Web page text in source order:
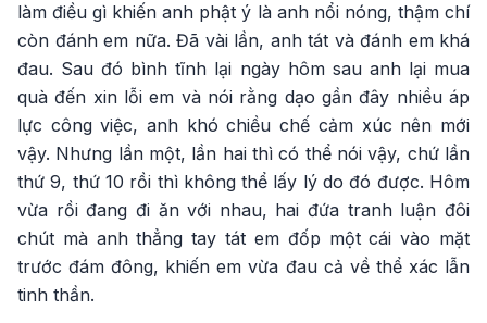
làm điều gì khiến anh phật ý là anh nổi nóng, thậm chí
còn đánh em nữa. Đã vài lần, anh tát và đánh em khá
đau. Sau đó bình tĩnh lại ngày hôm sau anh lại mua
quà đến xin lỗi em và nói rằng dạo gần đây nhiều áp
lực công việc, anh khó chiều chế cảm xúc nên mới
vậy. Nhưng lần một, lần hai thì có thể nói vậy, chứ lần
thứ 9, thứ 10 rồi thì không thể lấy lý do đó được. Hôm
vừa rồi đang đi ăn với nhau, hai đứa tranh luận đôi
chút mà anh thẳng tay tát em đốp một cái vào mặt
trước đám đông, khiến em vừa đau cả về thể xác lẫn
tinh thần.